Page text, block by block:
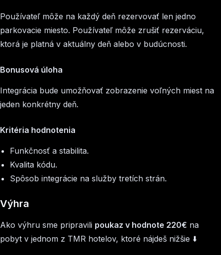
Používateľ môže na každý deň rezervovať len jedno
parkovacie miesto. Používateľ môže zrušiť rezerváciu,
ktorá je platná v aktuálny deň alebo v budúcnosti.
Bonusová úloha
Integrácia bude umožňovať zobrazenie voľných miest na
jeden konkrétny deň.
Kritéria hodnotenia
Funkčnosť a stabilita.
Kvalita kódu.
Spôsob integrácie na služby tretích strán.
Výhra
Ako výhru sme pripravili poukaz v hodnote 220€ na
pobyt v jednom z TMR hotelov, ktoré nájdeš nižšie ⬇️